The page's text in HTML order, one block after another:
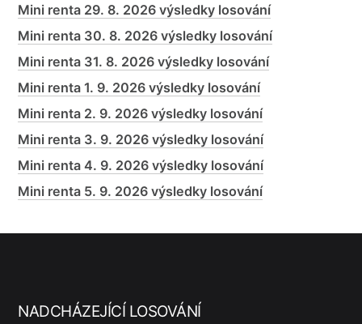
Mini renta 29. 8. 2026 výsledky losování
Mini renta 30. 8. 2026 výsledky losování
Mini renta 31. 8. 2026 výsledky losování
Mini renta 1. 9. 2026 výsledky losování
Mini renta 2. 9. 2026 výsledky losování
Mini renta 3. 9. 2026 výsledky losování
Mini renta 4. 9. 2026 výsledky losování
Mini renta 5. 9. 2026 výsledky losování
NADCHÁZEJÍCÍ LOSOVÁNÍ